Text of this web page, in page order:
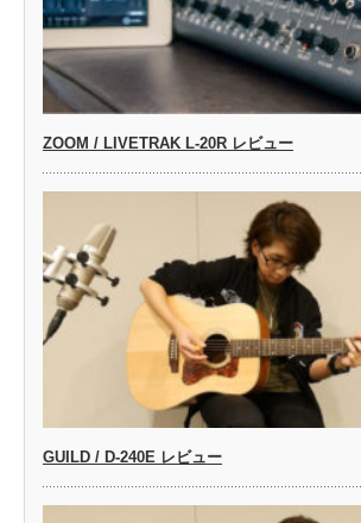
ZOOM / LIVETRAK L-20R レビュー
GUILD / D-240E レビュー